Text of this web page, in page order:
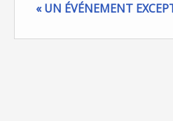
« UN ÉVÉNEMENT